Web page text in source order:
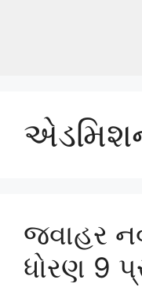
જવાહર
ધોરણ 9